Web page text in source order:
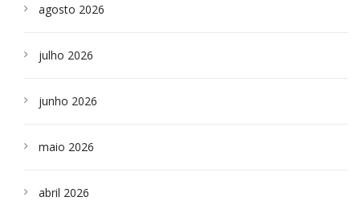
agosto 2026
julho 2026
junho 2026
maio 2026
abril 2026